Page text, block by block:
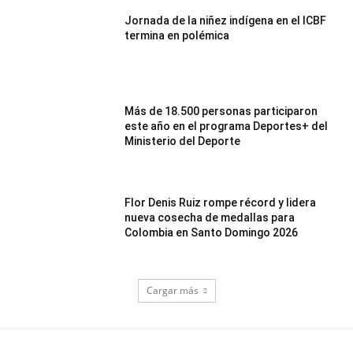
Jornada de la niñez indígena en el ICBF
termina en polémica
Más de 18.500 personas participaron
este año en el programa Deportes+ del
Ministerio del Deporte
Flor Denis Ruiz rompe récord y lidera
nueva cosecha de medallas para
Colombia en Santo Domingo 2026
Cargar más